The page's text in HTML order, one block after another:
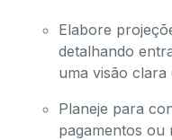
Elabore
detalhando
uma visão clara
Planeje para
pagamentos ou